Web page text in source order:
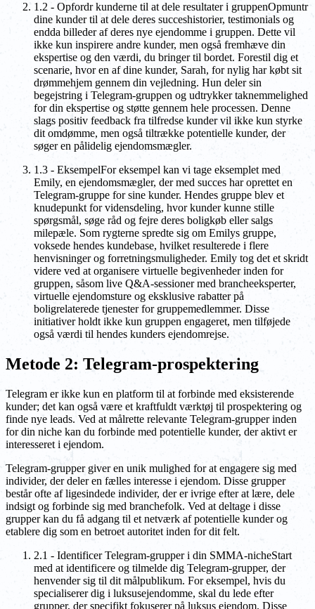
1.2 - Opfordr kunderne til at dele resultater i gruppenOpmuntr
dine kunder til at dele deres succeshistorier, testimonials og
endda billeder af deres nye ejendomme i gruppen. Dette vil
ikke kun inspirere andre kunder, men også fremhæve din
ekspertise og den værdi, du bringer til bordet. Forestil dig et
scenarie, hvor en af dine kunder, Sarah, for nylig har købt sit
drømmehjem gennem din vejledning. Hun deler sin
begejstring i Telegram-gruppen og udtrykker taknemmelighed
for din ekspertise og støtte gennem hele processen. Denne
slags positiv feedback fra tilfredse kunder vil ikke kun styrke
dit omdømme, men også tiltrække potentielle kunder, der
søger en pålidelig ejendomsmægler.
1.3 - EksempelFor eksempel kan vi tage eksemplet med
Emily, en ejendomsmægler, der med succes har oprettet en
Telegram-gruppe for sine kunder. Hendes gruppe blev et
knudepunkt for vidensdeling, hvor kunder kunne stille
spørgsmål, søge råd og fejre deres boligkøb eller salgs
milepæle. Som rygterne spredte sig om Emilys gruppe,
voksede hendes kundebase, hvilket resulterede i flere
henvisninger og forretningsmuligheder. Emily tog det et skridt
videre ved at organisere virtuelle begivenheder inden for
gruppen, såsom live Q&A-sessioner med brancheeksperter,
virtuelle ejendomsture og eksklusive rabatter på
boligrelaterede tjenester for gruppemedlemmer. Disse
initiativer holdt ikke kun gruppen engageret, men tilføjede
også værdi til hendes kunders ejendomrejse.
Metode 2: Telegram-prospektering
Telegram er ikke kun en platform til at forbinde med eksisterende
kunder; det kan også være et kraftfuldt værktøj til prospektering og
finde nye leads. Ved at målrette relevante Telegram-grupper inden
for din niche kan du forbinde med potentielle kunder, der aktivt er
interesseret i ejendom.
Telegram-grupper giver en unik mulighed for at engagere sig med
individer, der deler en fælles interesse i ejendom. Disse grupper
består ofte af ligesindede individer, der er ivrige efter at lære, dele
indsigt og forbinde sig med branchefolk. Ved at deltage i disse
grupper kan du få adgang til et netværk af potentielle kunder og
etablere dig som en betroet autoritet inden for dit felt.
2.1 - Identificer Telegram-grupper i din SMMA-nicheStart
med at identificere og tilmelde dig Telegram-grupper, der
henvender sig til dit målpublikum. For eksempel, hvis du
specialiserer dig i luksusejendomme, skal du lede efter
grupper, der specifikt fokuserer på luksus ejendom. Disse